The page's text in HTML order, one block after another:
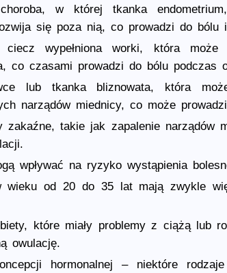
w której tkanka
się poza nią, co prowadzi do bólu
wypełniona worki, która
co czasami prowadzi do bólu podczas
lub tkanka bliznowata, która
narządów miednicy, co może
zakaźne, takie jak zapalenie narządów
wpływać na ryzyko wystąpienia
od 20 do 35 lat mają zwykle
które miały problemy z ciążą lub
owulację.
hormonalnej – niektóre